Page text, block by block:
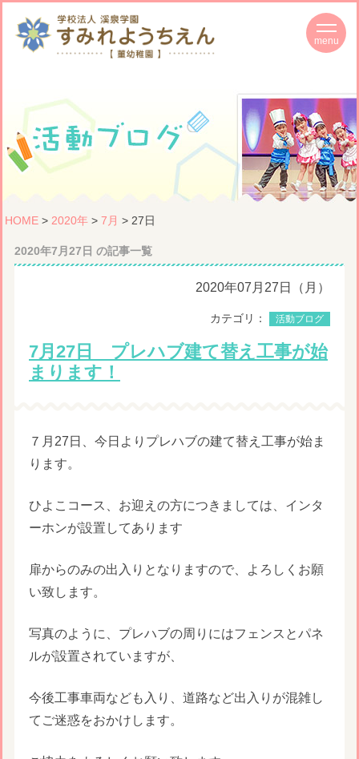
HOME> 2020年> 7月 > 27日
2020年7月27日 の記事一覧
2020年07月27日（月）
カテゴリ： 活動ブログ
7月27日 プレハブ建て替え工事が始
まります！
７月27日、今日よりプレハブの建て替え工事が始ま
ります。
ひよこコース、お迎えの方につきましては、インタ
ーホンが設置してあります
扉からのみの出入りとなりますので、よろしくお願
い致します。
写真のように、プレハブの周りにはフェンスとパネ
ルが設置されていますが、
今後工事車両なども入り、道路など出入りが混雑し
てご迷惑をおかけします。